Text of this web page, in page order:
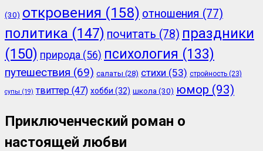
(30) откровения (158) отношения (77)
политика (147) почитать (78) праздники
(150) природа (56) психология (133)
путешествия (69) салаты (28) стихи (53) стройность (23)
супы (19) твиттер (47) хобби (32) школа (30) юмор (93)
Приключенческий роман о
настоящей любви